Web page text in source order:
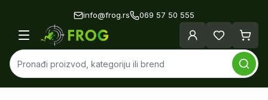
info@frog.rs 069 57 50 555